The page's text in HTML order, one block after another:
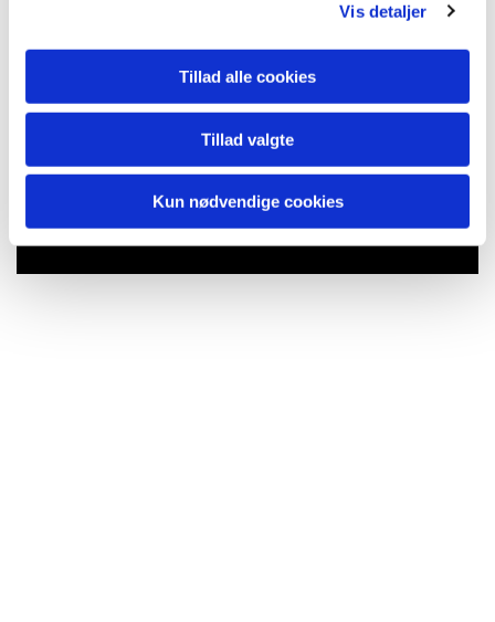
Vis detaljer
Tillad alle cookies
Tillad valgte
Kun nødvendige cookies
Du vil måske også kunne lide...